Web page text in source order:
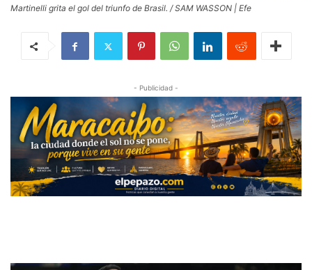
Martinelli grita el gol del triunfo de Brasil. / SAM WASSON | Efe
- Publicidad -